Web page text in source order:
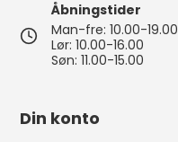
Åbningstider
Man-fre: 10.00-19.00
Lør: 10.00-16.00
Søn: 11.00-15.00
Din konto